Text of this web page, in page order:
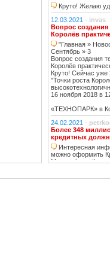
Круто! Желаю
12.03.2021 - invas
Вопрос создания
Королёв
"Главная »
Сентябрь » 3
Вопрос создания
Королёв
Круто! Сейчас уже
"Точки роста
16 ноября 2018 в
«ТЕХНОПАРК» в
24.02.2021 -
Более 348
кредитных
Интересная
можно оформить
Москве https://